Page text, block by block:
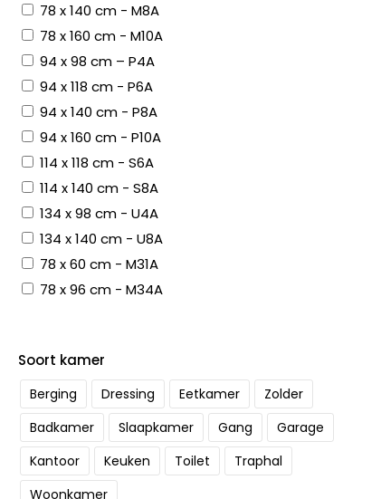
78 x 140 cm - M8A
78 x 160 cm - M10A
94 x 98 cm – P4A
94 x 118 cm - P6A
94 x 140 cm - P8A
94 x 160 cm - P10A
114 x 118 cm - S6A
114 x 140 cm - S8A
134 x 98 cm - U4A
134 x 140 cm - U8A
78 x 60 cm - M31A
78 x 96 cm - M34A
Soort kamer
Berging Dressing Eetkamer
Zolder
Badkamer
Slaapkamer Gang
Garage
Kantoor
Keuken Toilet
Traphal
Woonkamer